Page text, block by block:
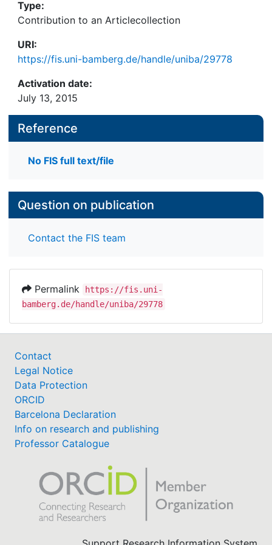
Type:
Contribution to an Articlecollection
URI:
https://fis.uni-bamberg.de/handle/uniba/29778
Activation date:
July 13, 2015
Reference
No FIS full text/file
Question on publication
Contact the FIS team
Permalink
https://fis.uni-
bamberg.de/handle/uniba/29778
Contact
Legal Notice
Data Protection
ORCID
Barcelona Declaration
Info on research and publishing
Professor Catalogue